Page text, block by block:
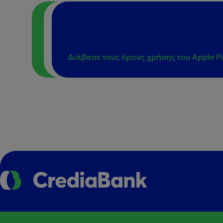
Διάβασε τους όρους χρήσης του Apple